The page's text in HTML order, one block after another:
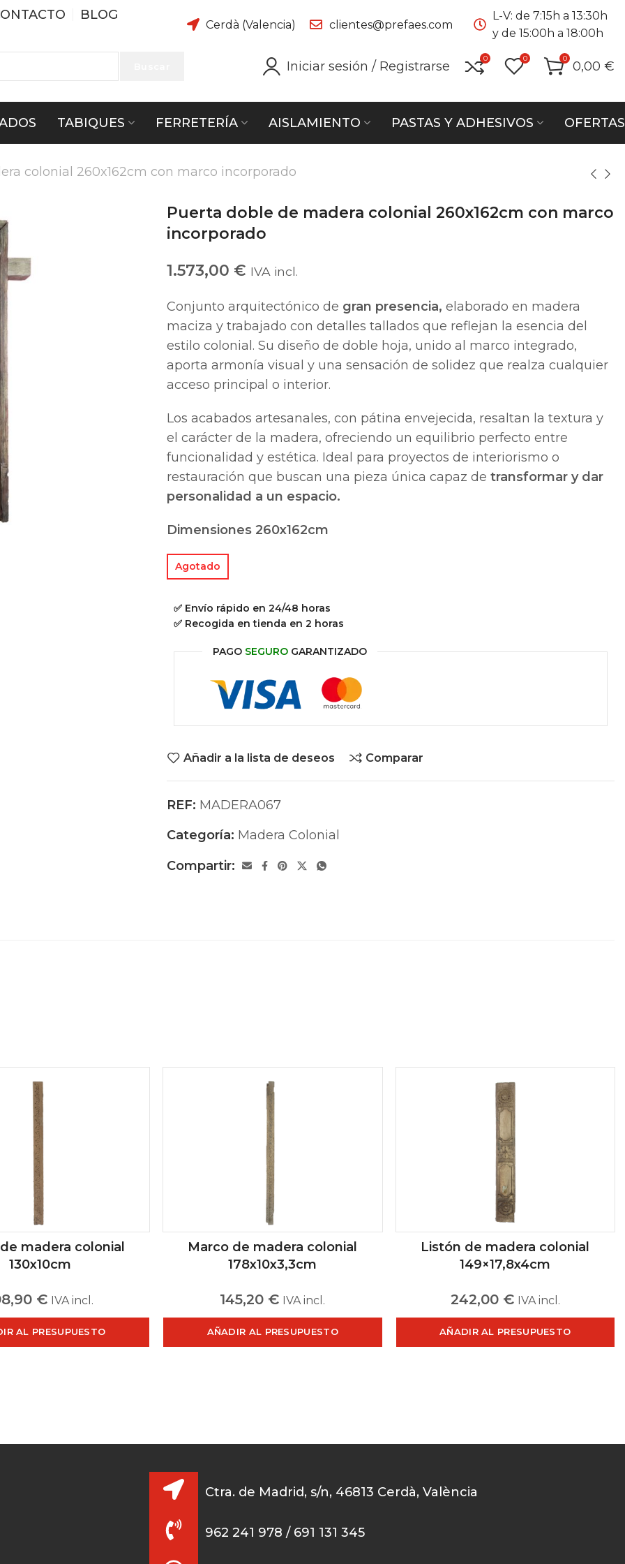
BLOG
Cerdà (Valencia) clientes@prefaes.com
L-V: de 7:15h a 13:30h
y de 15:00h a 18:00h
Iniciar sesión / Registrarse
0 0 0
0,00 €
TABIQUES FERRETERÍA AISLAMIENTO PASTAS Y ADHESIVOS OFERTAS
colonial 260x162cm con marco incorporado
Puerta doble de madera colonial 260x162cm con marco
incorporado
1.573,00 € IVA incl.
Conjunto arquitectónico de gran presencia, elaborado en madera
maciza y trabajado con detalles tallados que reflejan la esencia del
estilo colonial. Su diseño de doble hoja, unido al marco integrado,
aporta armonía visual y una sensación de solidez que realza cualquier
acceso principal o interior.
Los acabados artesanales, con pátina envejecida, resaltan la textura y
el carácter de la madera, ofreciendo un equilibrio perfecto entre
funcionalidad y estética. Ideal para proyectos de interiorismo o
restauración que buscan una pieza única capaz de transformar y dar
personalidad a un espacio.
Dimensiones 260x162cm
Agotado
✅ Envío rápido en 24/48 horas
✅ Recogida en tienda en 2 horas
PAGO SEGURO GARANTIZADO
Añadir a la lista de deseos Comparar
REF: MADERA067
Categoría: Madera Colonial
Compartir:
madera colonial
130x10cm
€ IVA incl.
AL PRESUPUESTO
Marco de madera colonial
178x10x3,3cm
145,20 € IVA incl.
AÑADIR AL PRESUPUESTO
Listón de madera colonial
149×17,8x4cm
242,00 € IVA incl.
AÑADIR AL PRESUPUESTO
Ctra. de Madrid, s/n, 46813 Cerdà, València
962 241 978 / 691 131 345